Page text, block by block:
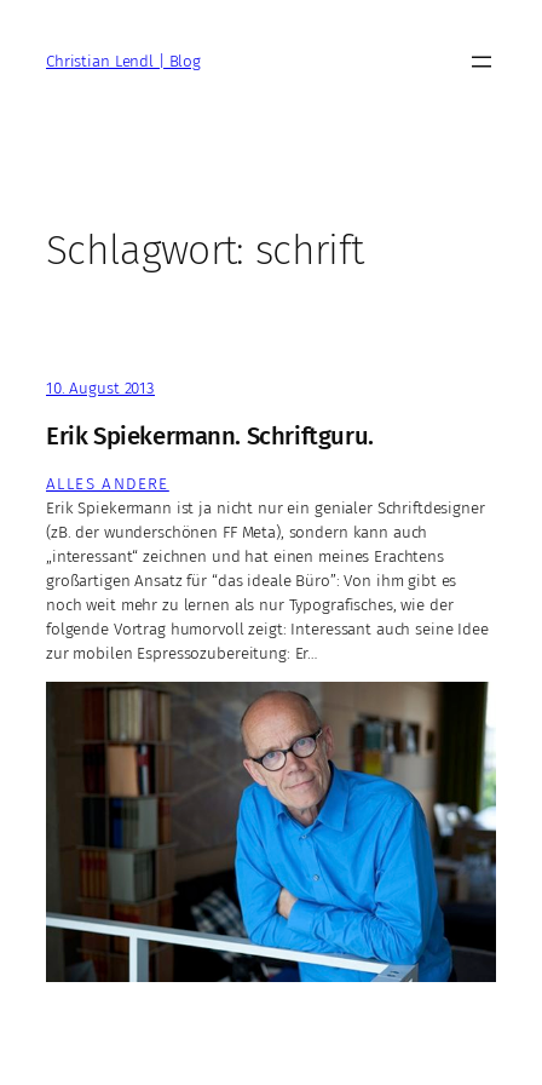
springenChristian Lendl | Blog
Schlagwort: schrift
10. August 2013
Erik Spiekermann. Schriftguru.
ALLES ANDERE
Erik Spiekermann ist ja nicht nur ein genialer Schriftdesigner
(zB. der wunderschönen FF Meta), sondern kann auch
„interessant“ zeichnen und hat einen meines Erachtens
großartigen Ansatz für “das ideale Büro”: Von ihm gibt es
noch weit mehr zu lernen als nur Typografisches, wie der
folgende Vortrag humorvoll zeigt: Interessant auch seine Idee
zur mobilen Espressozubereitung: Er…